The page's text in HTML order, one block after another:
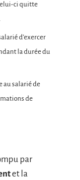
ci quitte
d’exercer
la durée du
au salarié de
de
par
et la